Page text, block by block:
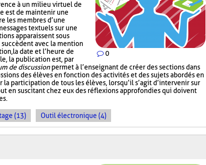
0
à un milieu virtuel de
est de maintenir une
les membres d’une
textuels sur une
apparaissent sous
avec la mention
la date et l’heure de
la publication est, par
de discussionpermet à l’enseignant de créer des sections dans
des élèves en fonction des activités et des sujets abordés en
la participation de tous les élèves, lorsqu’il s’agit d’intervenir sur
en suscitant chez eux des réflexions approfondies qui doivent
(13) Outil électronique (4)